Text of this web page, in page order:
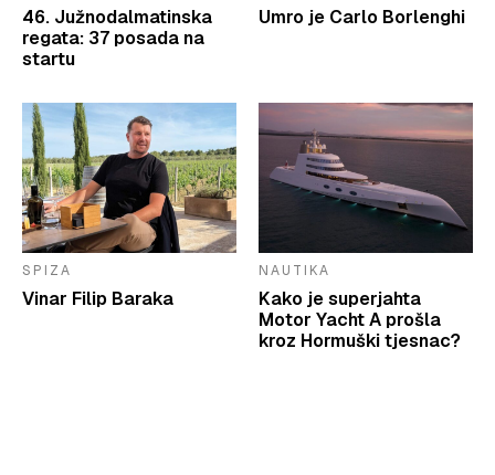
46. Južnodalmatinska
regata: 37 posada na
startu
Umro je Carlo Borlenghi
SPIZA
Vinar Filip Baraka
NAUTIKA
Kako je superjahta
Motor Yacht A prošla
kroz Hormuški tjesnac?